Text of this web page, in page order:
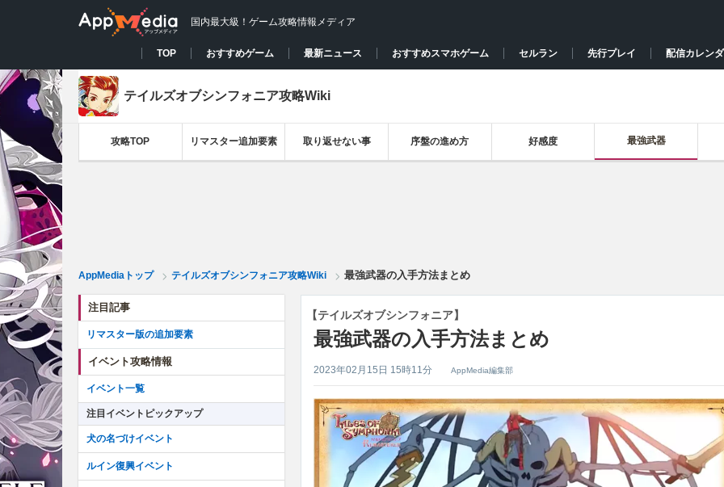
国内最大級！ゲーム攻略情報メディア
TOP おすすめゲーム 最新ニュース おすすめスマホゲーム セルラン 先行プレイ 配信カレン
テイルズオブシンフォニア攻略Wiki
攻略TOP リマスター追加要素 取り返せない事 序盤の進め方 好感度 最強武器
AppMediaトップ テイルズオブシンフォニア攻略Wiki 最強武器の入手方法まとめ
【テイルズオブシンフォニア】
最強武器の入手方法まとめ
2023年02月15日 15時11分 AppMedia編集部
注目記事
リマスター版の追加要素
イベント攻略情報
イベント一覧
注目イベントピックアップ
犬の名づけイベント
ルイン復興イベント